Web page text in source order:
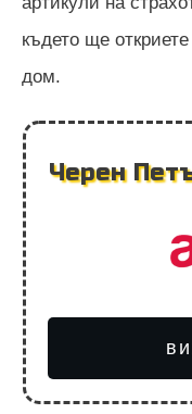
където ще
дом.
Черен